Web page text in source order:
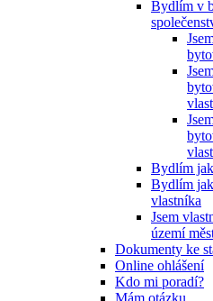
Bydlím v
Bydlím
Bydlím
vlastníka
Jsem
území
Dokumenty ke
Online ohlášení
Kdo mi poradí?
Mám otázku